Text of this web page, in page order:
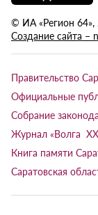
© ИА «Регион
Создание сайта –
Правительство
Официальные
Собрание
Журнал «Волга
Книга памяти
Саратовская